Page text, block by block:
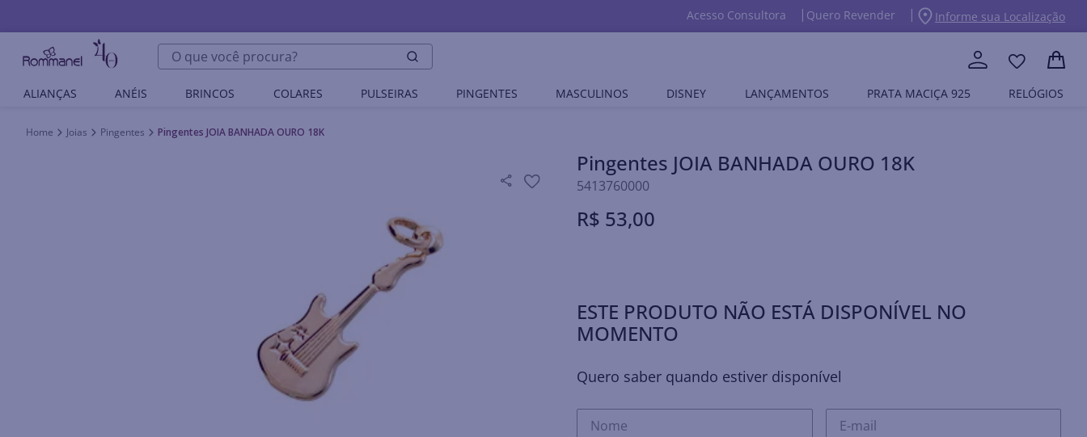
Acesso Consultora Quero Revender Informe sua Localização
O que você procura?
ALIANÇAS ANÉIS BRINCOS COLARES PULSEIRAS PINGENTES MASCULINOS DISNEY LANÇAMENTOS PRATA MACIÇA 925 RELÓGIOS
Joias Pingentes Pingentes JOIA BANHADA OURO 18K
Pingentes JOIA BANHADA OURO 18K
5413760000
R$ 53,00
ESTE PRODUTO NÃO ESTÁ DISPONÍVEL NO
MOMENTO
Quero saber quando estiver disponível